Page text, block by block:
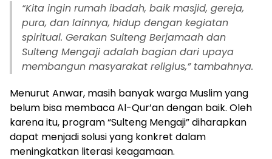
“Kita ingin rumah ibadah, baik masjid, gereja,
pura, dan lainnya, hidup dengan kegiatan
spiritual. Gerakan Sulteng Berjamaah dan
Sulteng Mengaji adalah bagian dari upaya
membangun masyarakat religius,” tambahnya.
Menurut Anwar, masih banyak warga Muslim yang
belum bisa membaca Al-Qur’an dengan baik. Oleh
karena itu, program “Sulteng Mengaji” diharapkan
dapat menjadi solusi yang konkret dalam
meningkatkan literasi keagamaan.